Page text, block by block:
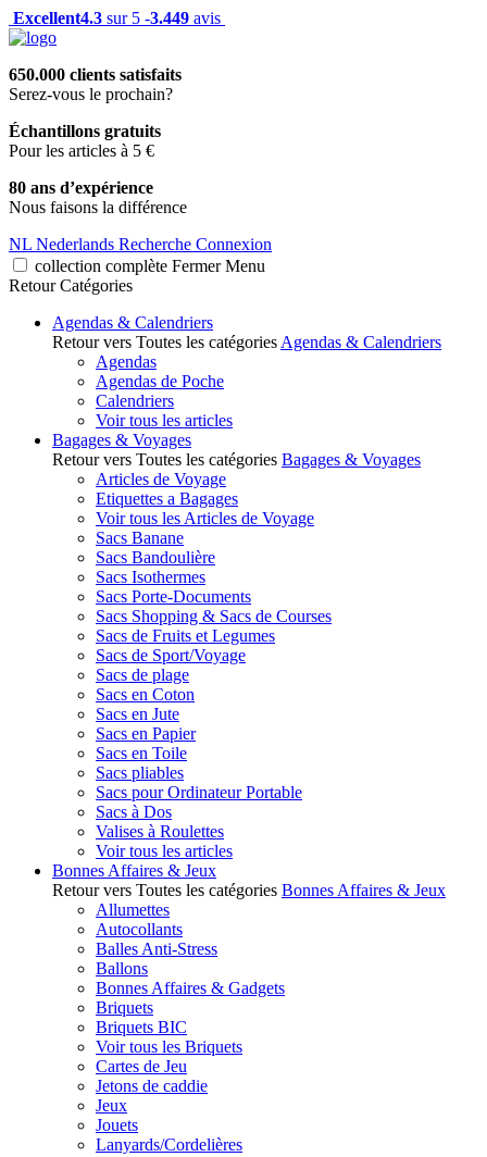
Excellent4.3 sur 5 -3.449 avis
650.000 clients satisfaits
Serez-vous le prochain?
Échantillons gratuits
Pour les articles à 5 €
80 ans d’expérience
Nous faisons la différence
NL Nederlands Recherche Connexion
collection complète Fermer Menu
Retour Catégories
Agendas & Calendriers
Retour vers Toutes les catégories Agendas & Calendriers
Agendas
Agendas de Poche
Calendriers
Voir tous les articles
Bagages & Voyages
Retour vers Toutes les catégories Bagages & Voyages
Articles de Voyage
Etiquettes a Bagages
Voir tous les Articles de Voyage
Sacs Banane
Sacs Bandoulière
Sacs Isothermes
Sacs Porte-Documents
Sacs Shopping & Sacs de Courses
Sacs de Fruits et Legumes
Sacs de Sport/Voyage
Sacs de plage
Sacs en Coton
Sacs en Jute
Sacs en Papier
Sacs en Toile
Sacs pliables
Sacs pour Ordinateur Portable
Sacs à Dos
Valises à Roulettes
Voir tous les articles
Bonnes Affaires & Jeux
Retour vers Toutes les catégories Bonnes Affaires & Jeux
Allumettes
Autocollants
Balles Anti-Stress
Ballons
Bonnes Affaires & Gadgets
Briquets
Briquets BIC
Voir tous les Briquets
Cartes de Jeu
Jetons de caddie
Jeux
Jouets
Lanyards/Cordelières